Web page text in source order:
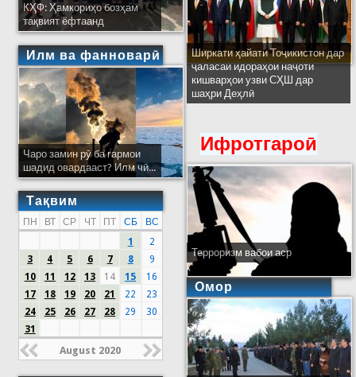
КҲФ: Ҳамкориҳо бозҳам
тақвият ёфтаанд
Илм ва фанноварӣ
Чаро замин рӯ ба гармои
шадид овардааст? Илм чӣ...
Тақвим
ПН ВТ СР ЧТ ПТ СБ
ВС
1
2
3
4 5 6 7 8
9
10
11 12 13 14 15
16
17
18 19 20 21 22
23
24
25 26 27 28 29
30
31
August 2020
Ширкати ҳайати Тоҷикистон дар
ҷаласаи идораҳои наҷоти
кишварҳои узви СҲШ дар
шаҳри Деҳлӣ
Ифротгароӣ
Терроризм вабои аср
Омор